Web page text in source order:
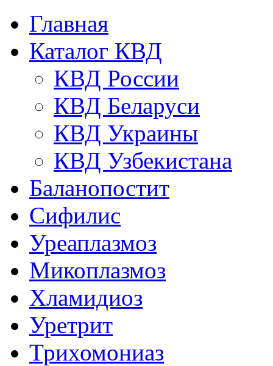
Главная
Каталог КВД
КВД России
КВД Беларуси
КВД Украины
КВД Узбекистана
Баланопостит
Сифилис
Уреаплазмоз
Микоплазмоз
Хламидиоз
Уретрит
Трихомониаз